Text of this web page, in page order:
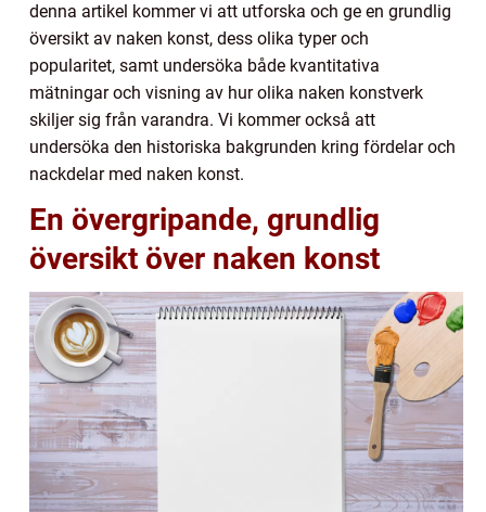
denna artikel kommer vi att utforska och ge en grundlig
översikt av naken konst, dess olika typer och
popularitet, samt undersöka både kvantitativa
mätningar och visning av hur olika naken konstverk
skiljer sig från varandra. Vi kommer också att
undersöka den historiska bakgrunden kring fördelar och
nackdelar med naken konst.
En övergripande, grundlig
översikt över naken konst